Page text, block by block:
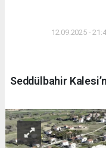
12.09.2025 -
Seddülbahir